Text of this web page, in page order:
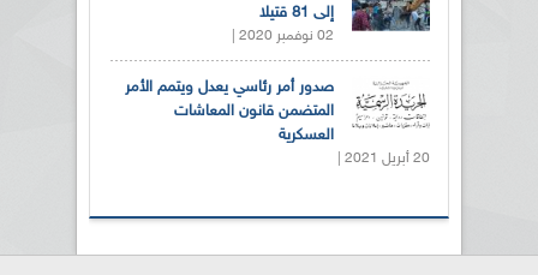
إلى 81 قتيلا
02 نوفمبر 2020 |
صدور أمر رئاسي يعدل ويتمم الأمر
المتضمن قانون المعاشات
العسكرية
20 أبريل 2021 |